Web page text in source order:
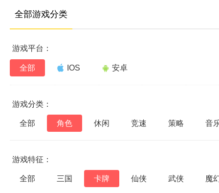
全部游戏分类
游戏平台：
全部 IOS 安卓
游戏分类：
全部 角色 休闲 竞速 策略 音
游戏特征：
全部 三国 卡牌 仙侠 武侠 魔